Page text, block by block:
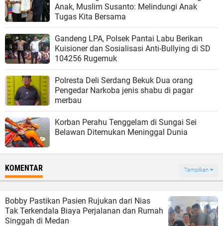
Anak, Muslim Susanto: Melindungi Anak
Tugas Kita Bersama
Gandeng LPA, Polsek Pantai Labu Berikan
Kuisioner dan Sosialisasi Anti-Bullying di SD
104256 Rugemuk
Polresta Deli Serdang Bekuk Dua orang
Pengedar Narkoba jenis shabu di pagar
merbau
Korban Perahu Tenggelam di Sungai Sei
Belawan Ditemukan Meninggal Dunia
KOMENTAR Tampilkan
Bobby Pastikan Pasien Rujukan dari Nias
Tak Terkendala Biaya Perjalanan dan Rumah
Singgah di Medan